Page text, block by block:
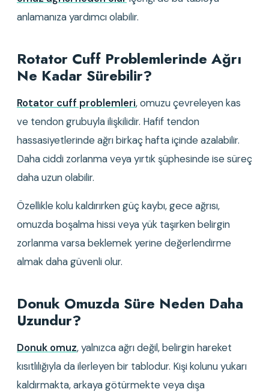
anlamanıza yardımcı olabilir.
Rotator Cuff Problemlerinde Ağrı
Ne Kadar Sürebilir?
Rotator cuff problemleri, omuzu çevreleyen kas
ve tendon grubuyla ilişkilidir. Hafif tendon
hassasiyetlerinde ağrı birkaç hafta içinde azalabilir.
Daha ciddi zorlanma veya yırtık şüphesinde ise süreç
daha uzun olabilir.
Özellikle kolu kaldırırken güç kaybı, gece ağrısı,
omuzda boşalma hissi veya yük taşırken belirgin
zorlanma varsa beklemek yerine değerlendirme
almak daha güvenli olur.
Donuk Omuzda Süre Neden Daha
Uzundur?
Donuk omuz, yalnızca ağrı değil, belirgin hareket
kısıtlılığıyla da ilerleyen bir tablodur. Kişi kolunu yukarı
kaldırmakta, arkaya götürmekte veya dışa